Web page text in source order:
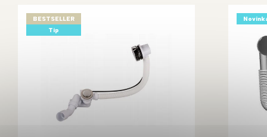
BESTSELLER
Tip